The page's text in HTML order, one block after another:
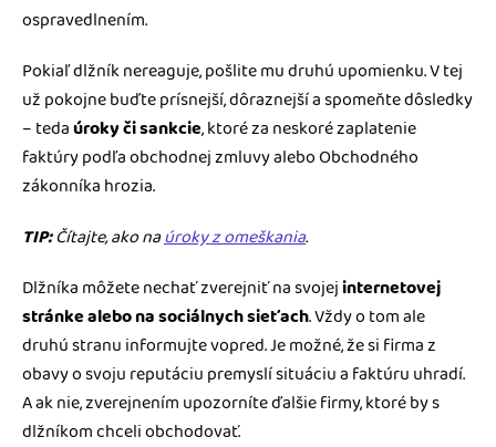
ospravedlnením.
Pokiaľ dlžník nereaguje, pošlite mu druhú upomienku. V tej
už pokojne buďte prísnejší, dôraznejší a spomeňte dôsledky
– tedaúroky či sankcie, ktoré za neskoré zaplatenie
faktúry podľa obchodnej zmluvy alebo Obchodného
zákonníka hrozia.
TIP:Čítajte, ako naúroky z omeškania.
Dlžníka môžete nechať zverejniť na svojejinternetovej
stránke alebo na sociálnych sieťach. Vždy o tom ale
druhú stranu informujte vopred. Je možné, že si firma z
obavy o svoju reputáciu premyslí situáciu a faktúru uhradí.
A ak nie, zverejnením upozorníte ďalšie firmy, ktoré by s
dlžníkom chceli obchodovať.